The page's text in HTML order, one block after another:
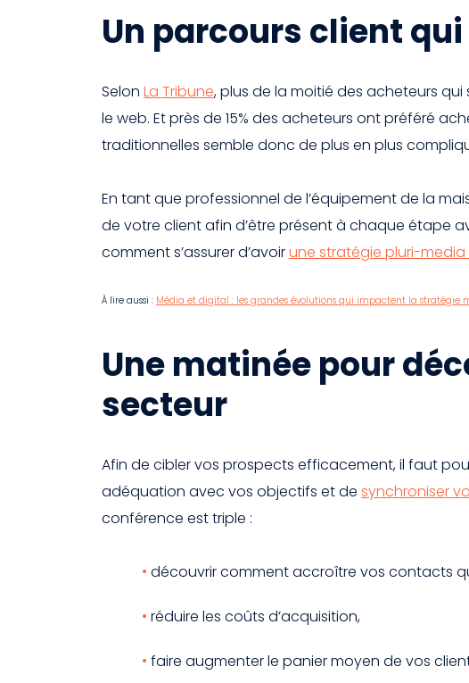
Un parcours client
Selon La Tribune, plus de la moitié des acheteurs
le web. Et près de 15% des acheteurs ont préféré
traditionnelles semble donc de plus en plus
En tant que professionnel de l’équipement de la
de votre client afin d’être présent à chaque étape
comment s’assurer d’avoirune stratégie pluri-
À lire aussi : Média et digital : les grandes évolutions qui impactent la stratégie
Une matinée pour
secteur
Afin de cibler vos prospects efficacement, il faut
adéquation avec vos objectifs et de synchroniser
conférence est triple :
découvrir comment accroître vos contacts
réduire les coûts d’acquisition,
faire augmenter le panier moyen de vos